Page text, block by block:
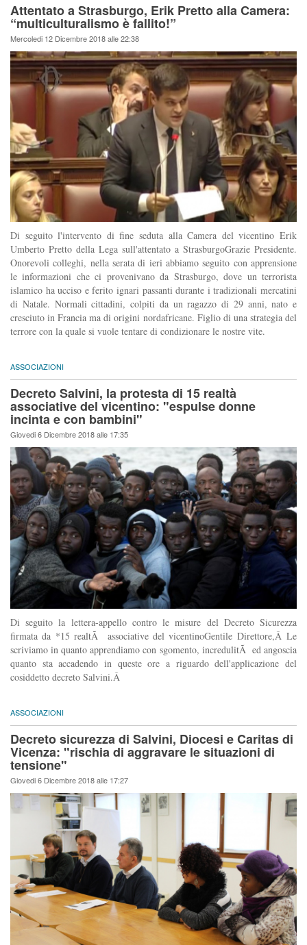
Attentato a Strasburgo, Erik Pretto alla Camera:
“multiculturalismo è fallito!”
Mercoledi 12 Dicembre 2018 alle 22:38
Di seguito l'intervento di fine seduta alla Camera del vicentino Erik
Umberto Pretto della Lega sull'attentato a StrasburgoGrazie Presidente.
Onorevoli colleghi, nella serata di ieri abbiamo seguito con apprensione
le informazioni che ci provenivano da Strasburgo, dove un terrorista
islamico ha ucciso e ferito ignari passanti durante i tradizionali mercatini
di Natale. Normali cittadini, colpiti da un ragazzo di 29 anni, nato e
cresciuto in Francia ma di origini nordafricane. Figlio di una strategia del
terrore con la quale si vuole tentare di condizionare le nostre vite.
ASSOCIAZIONI
Decreto Salvini, la protesta di 15 realtà
associative del vicentino: "espulse donne
incinta e con bambini"
Giovedi 6 Dicembre 2018 alle 17:35
Di seguito la lettera-appello contro le misure del Decreto Sicurezza
firmata da *15 realtÃ associative del vicentinoGentile Direttore,Â Le
scriviamo in quanto apprendiamo con sgomento, incredulitÃ ed angoscia
quanto sta accadendo in queste ore a riguardo dell'applicazione del
cosiddetto decreto Salvini.Â
ASSOCIAZIONI
Decreto sicurezza di Salvini, Diocesi e Caritas di
Vicenza: "rischia di aggravare le situazioni di
tensione"
Giovedi 6 Dicembre 2018 alle 17:27